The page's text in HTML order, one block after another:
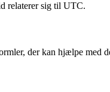
relaterer sig til UTC.
der kan hjælpe med